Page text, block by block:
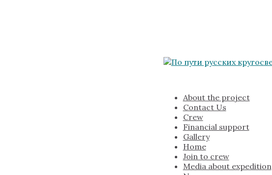
About the project
Contact Us
Crew
Financial support
Gallery
Home
Join to crew
Media about expedition